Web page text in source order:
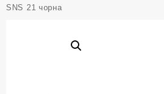
SNS 21 чорна